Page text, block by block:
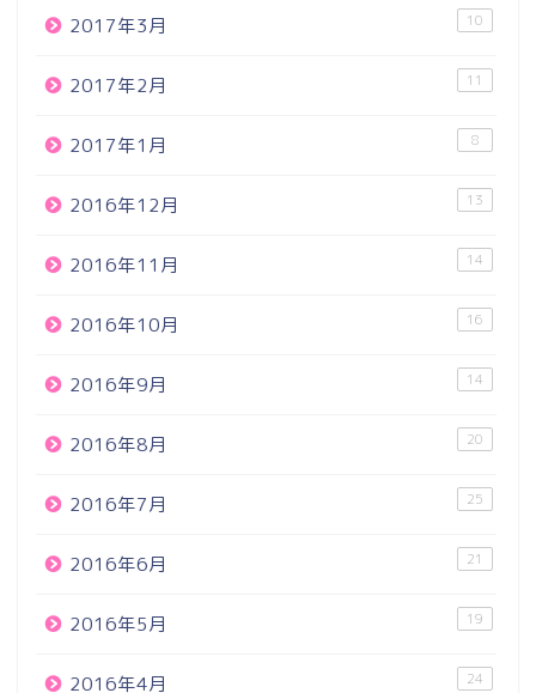
2017年3月 10
2017年2月 11
2017年1月 8
2016年12月 13
2016年11月 14
2016年10月 16
2016年9月 14
2016年8月 20
2016年7月 25
2016年6月 21
2016年5月 19
2016年4月 24